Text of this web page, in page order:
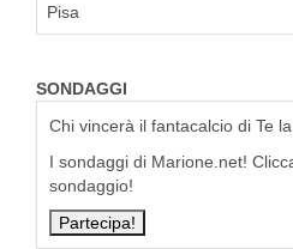
Pisa
SONDAGGI
Chi vincerà il fantacalcio di Te
I sondaggi di Marione.net!
sondaggio!